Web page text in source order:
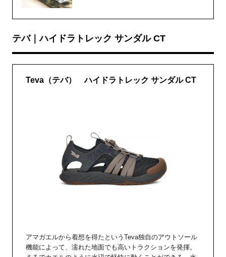
テバ｜ハイドラトレック サンダル CT
Teva（テバ） ハイドラトレック サンダル CT
アマガエルから着想を得たというTeva独自のアウトソール
機能によって、濡れた地面でも高いトラクションを発揮。